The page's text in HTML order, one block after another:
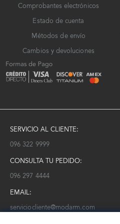
Comprobantes electrónicos
Estado de cuenta
Métodos de envío
Cambios y devoluciones
SERVICIO AL CLIENTE:
096 322 9999
CONSULTA TU PEDIDO:
096 297 4444
EMAIL:
serviciocliente@modarm.com